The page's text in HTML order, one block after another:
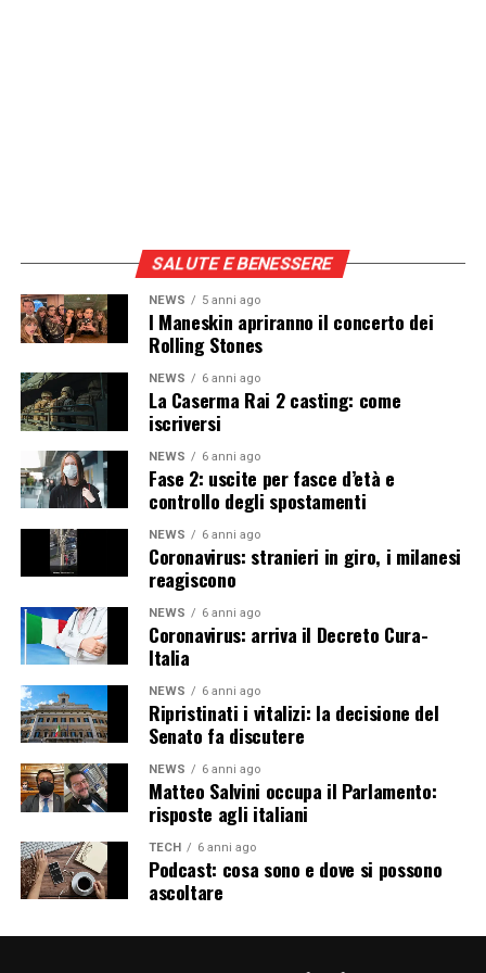
SALUTE E BENESSERE
NEWS 5 anni ago
I Maneskin apriranno il concerto dei
Rolling Stones
NEWS 6 anni ago
La Caserma Rai 2 casting: come
iscriversi
NEWS 6 anni ago
Fase 2: uscite per fasce d’età e
controllo degli spostamenti
NEWS 6 anni ago
Coronavirus: stranieri in giro, i milanesi
reagiscono
NEWS 6 anni ago
Coronavirus: arriva il Decreto Cura-
Italia
NEWS 6 anni ago
Ripristinati i vitalizi: la decisione del
Senato fa discutere
NEWS 6 anni ago
Matteo Salvini occupa il Parlamento:
risposte agli italiani
TECH 6 anni ago
Podcast: cosa sono e dove si possono
ascoltare